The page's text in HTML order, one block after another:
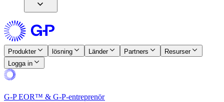
Produkter​​ lösning​​ Länder​​ Partners​​
Resurser​​
Logga in​​
G-P EOR™ & G-P-entreprenör​​